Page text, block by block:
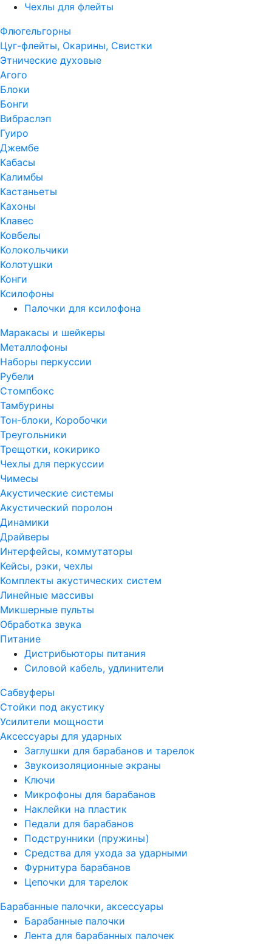
Чехлы для флейты
Флюгельгорны
Цуг-флейты, Окарины, Свистки
Этнические духовые
Агого
Блоки
Бонги
Вибраслэп
Гуиро
Джембе
Кабасы
Калимбы
Кастаньеты
Кахоны
Клавес
Ковбелы
Колокольчики
Колотушки
Конги
Ксилофоны
Палочки для ксилофона
Маракасы и шейкеры
Металлофоны
Наборы перкуссии
Рубели
Стомпбокс
Тамбурины
Тон-блоки, Коробочки
Треугольники
Трещотки, кокирико
Чехлы для перкуссии
Чимесы
Акустические системы
Акустический поролон
Динамики
Драйверы
Интерфейсы, коммутаторы
Кейсы, рэки, чехлы
Комплекты акустических систем
Линейные массивы
Микшерные пульты
Обработка звука
Питание
Дистрибьюторы питания
Силовой кабель, удлинители
Сабвуферы
Стойки под акустику
Усилители мощности
Аксессуары для ударных
Заглушки для барабанов и тарелок
Звукоизоляционные экраны
Ключи
Микрофоны для барабанов
Наклейки на пластик
Педали для барабанов
Подструнники (пружины)
Средства для ухода за ударными
Фурнитура барабанов
Цепочки для тарелок
Барабанные палочки, аксессуары
Барабанные палочки
Лента для барабанных палочек